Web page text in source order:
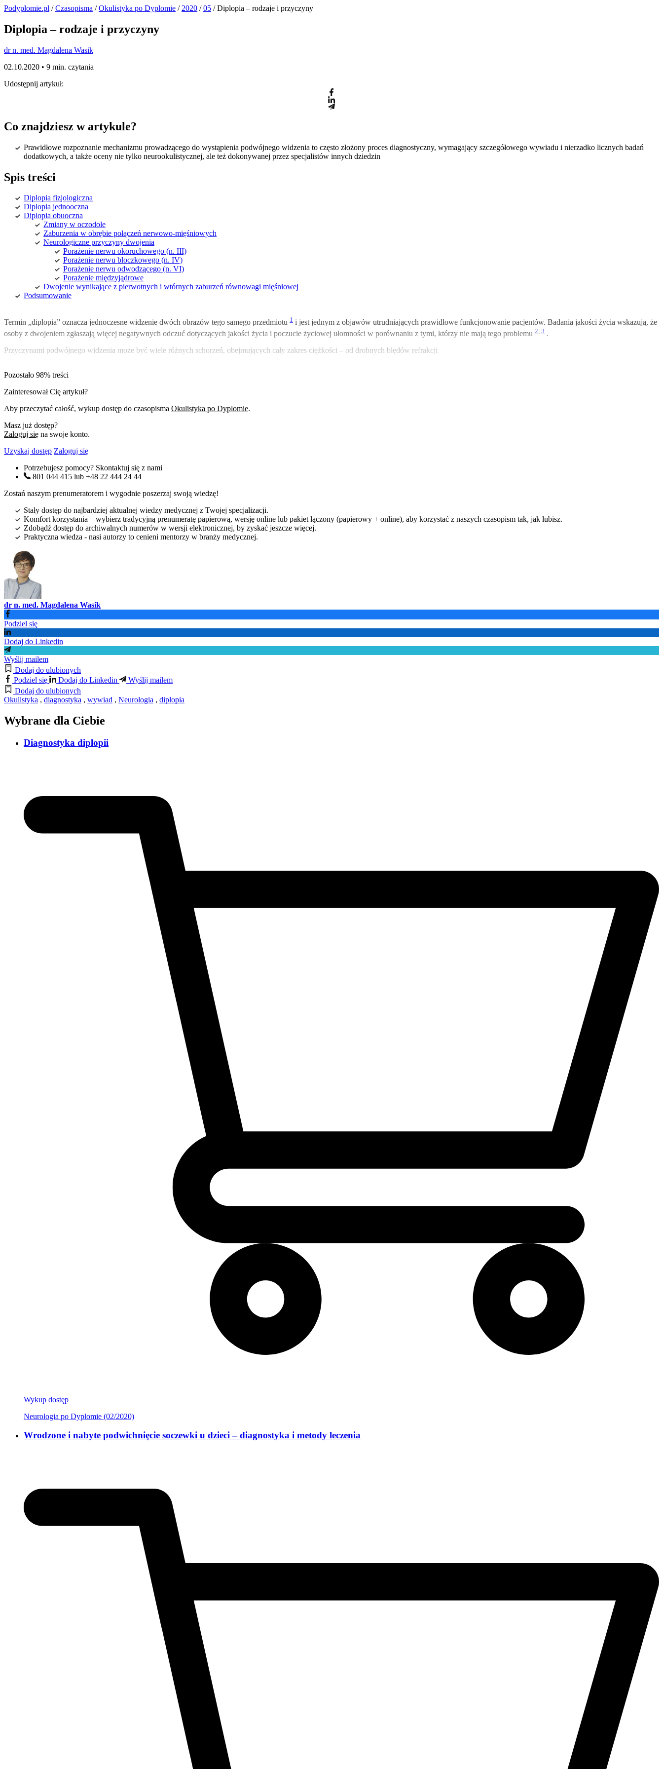
Podyplomie.pl /Czasopisma /Okulistyka po Dyplomie / 2020 /05 / Diplopia – rodzaje i przyczyny
Diplopia – rodzaje i przyczyny
dr n. med. Magdalena Wasik
02.10.2020 • 9 min. czytania
Udostępnij artykuł:
Co znajdziesz w artykule?
Prawidłowe rozpoznanie mechanizmu prowadzącego do wystąpienia podwójnego widzenia to często złożony proces diagnostyczny, wymagający szczegółowego wywiadu i nierzadko licznych badań
dodatkowych, a także oceny nie tylko neurookulistycznej, ale też dokonywanej przez specjalistów innych dziedzin
Spis treści
Diplopia fizjologiczna
Diplopia jednooczna
Diplopia obuoczna
Zmiany w oczodole
Zaburzenia w obrębie połączeń nerwowo-mięśniowych
Neurologiczne przyczyny dwojenia
Porażenie nerwu okoruchowego (n. III)
Porażenie nerwu bloczkowego (n. IV)
Porażenie nerwu odwodzącego (n. VI)
Porażenie międzyjądrowe
Dwojenie wynikające z pierwotnych i wtórnych zaburzeń równowagi mięśniowej
Podsumowanie
Termin „diplopia” oznacza jednoczesne widzenie dwóch obrazów tego samego przedmiotu 1 i jest jednym z objawów utrudniających prawidłowe funkcjonowanie pacjentów. Badania jakości życia wskazują, że
osoby z dwojeniem zgłaszają więcej negatywnych odczuć dotyczących jakości życia i poczucie życiowej ułomności w porównaniu z tymi, którzy nie mają tego problemu 2 3 .
Przyczynami podwójnego widzenia może być wiele różnych schorzeń, obejmujących cały zakres ciężkości – od drobnych błędów refrakcji
Pozostało 98% treści
Zainteresował Cię artykuł?
Aby przeczytać całość, wykup dostęp do czasopisma Okulistyka po Dyplomie.
Masz już dostęp?
Zaloguj się na swoje konto.
Uzyskaj dostęp Zaloguj się
Potrzebujesz pomocy? Skontaktuj się z nami
801 044 415 lub +48 22 444 24 44
Zostań naszym prenumeratorem i wygodnie poszerzaj swoją wiedzę!
Stały dostęp do najbardziej aktualnej wiedzy medycznej z Twojej specjalizacji.
Komfort korzystania – wybierz tradycyjną prenumeratę papierową, wersję online lub pakiet łączony (papierowy + online), aby korzystać z naszych czasopism tak, jak lubisz.
Zdobądź dostęp do archiwalnych numerów w wersji elektronicznej, by zyskać jeszcze więcej.
Praktyczna wiedza - nasi autorzy to cenieni mentorzy w branży medycznej.
dr n. med. Magdalena Wasik
Podziel się
Dodaj do Linkedin
Wyślij mailem
Dodaj do ulubionych
Podziel się
Dodaj do Linkedin
Wyślij mailem
Dodaj do ulubionych
Okulistyka , diagnostyka , wywiad , Neurologia , diplopia
Wybrane dla Ciebie
Diagnostyka diplopii
Wykup dostęp
Neurologia po Dyplomie (02/2020)
Wrodzone i nabyte podwichnięcie soczewki u dzieci ‒ diagnostyka i metody leczenia